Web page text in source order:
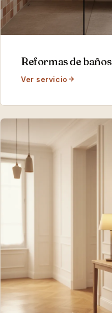
Reformas de baños
Ver servicio